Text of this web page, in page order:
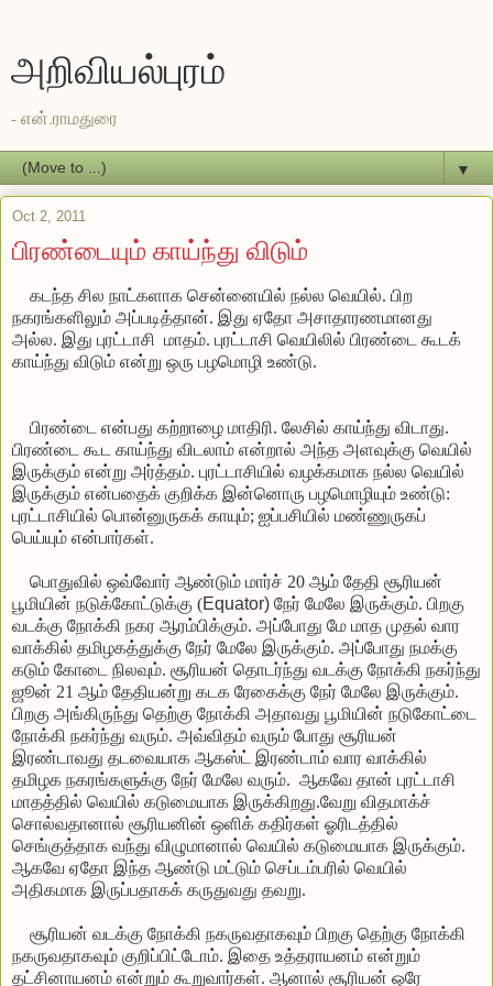
அறிவியல்புரம்
- என்.ராமதுரை
▼
Oct 2, 2011
பிரண்டையும் காய்ந்து விடும்
கடந்த சில நாட்களாக சென்னையில் நல்ல வெயில். பிற
நகரங்களிலும் அப்படித்தான். இது ஏதோ அசாதாரணமானது
அல்ல. இது புரட்டாசி மாதம். புரட்டாசி வெயிலில் பிரண்டை கூடக்
காய்ந்து விடும் என்று ஒரு பழமொழி உண்டு.
பிரண்டை என்பது கற்றாழை மாதிரி. லேசில் காய்ந்து விடாது.
பிரண்டை கூட காய்ந்து விடலாம் என்றால் அந்த அளவுக்கு வெயில்
இருக்கும் என்று அர்த்தம். புரட்டாசியில் வழக்கமாக நல்ல வெயில்
இருக்கும் என்பதைக் குறிக்க இன்னொரு பழமொழியும் உண்டு:
புரட்டாசியில் பொன்னுருகக் காயும்; ஐப்பசியில் மண்ணுருகப்
பெய்யும் என்பார்கள்.
பொதுவில் ஒவ்வோர் ஆண்டும் மார்ச் 20 ஆம் தேதி சூரியன்
பூமியின் நடுக்கோட்டுக்கு (Equator) நேர் மேலே இருக்கும். பிறகு
வடக்கு நோக்கி நகர ஆரம்பிக்கும். அப்போது மே மாத முதல் வார
வாக்கில் தமிழகத்துக்கு நேர் மேலே இருக்கும். அப்போது நமக்கு
கடும் கோடை நிலவும். சூரியன் தொடர்ந்து வடக்கு நோக்கி நகர்ந்து
ஜூன் 21 ஆம் தேதியன்று கடக ரேகைக்கு நேர் மேலே இருக்கும்.
பிறகு அங்கிருந்து தெற்கு நோக்கி அதாவது பூமியின் நடுகோட்டை
நோக்கி நகர்ந்து வரும். அவ்விதம் வரும் போது சூரியன்
இரண்டாவது தடவையாக ஆகஸ்ட் இரண்டாம் வார வாக்கில்
தமிழக நகரங்களுக்கு நேர் மேலே வரும். ஆகவே தான் புரட்டாசி
மாதத்தில் வெயில் கடுமையாக இருக்கிறது.வேறு விதமாக்ச்
சொல்வதானால் சூரியனின் ஒளிக் கதிர்கள் ஓரிடத்தில்
செங்குத்தாக வந்து விழுமானால் வெயில் கடுமையாக இருக்கும்.
ஆகவே ஏதோ இந்த ஆண்டு மட்டும் செப்டம்பரில் வெயில்
அதிகமாக இருப்பதாகக் கருதுவது தவறு.
சூரியன் வடக்கு நோக்கி நகருவதாகவும் பிறகு தெற்கு நோக்கி
நகருவதாகவும் குறிப்பிட்டோம். இதை உத்தராயனம் என்றும்
தட்சினாயனம் என்றும் கூறுவார்கள். ஆனால் சூரியன் ஒரே